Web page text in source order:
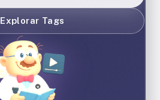
Explorar Tags